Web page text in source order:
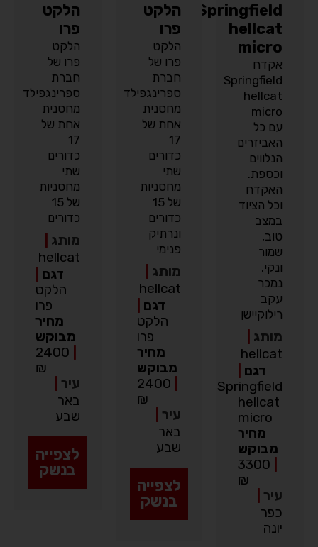
Springfield
hellcat
micro
אקדח
Springfield
hellcat
micro
עם כל
האביזרים
הנלווים
וכספת.
האקדח
וכל הציוד
במצב
טוב,
שמור
ונקי.
נמכר
עקב
רילוקיישן
מותג|
hellcat
דגם|
Springfield
hellcat
micro
מחיר
מבוקש
3300
₪
עיר|
כפר
יונה
הלקט
פרו
הלקט
פרו של
חברת
ספרינגפילד
מחסנית
אחת של
17
כדורים
שתי
מחסניות
של 15
כדורים
ונרתיק
פנימי
מותג|
hellcat
דגם|
הלקט
פרו
מחיר
מבוקש
2400
₪
עיר|
באר
שבע
לצפייה
בנשק
הלקט
פרו
הלקט
פרו של
חברת
ספרינגפילד
מחסנית
אחת של
17
כדורים
שתי
מחסניות
של 15
כדורים
מותג|
hellcat
דגם|
הלקט
פרו
מחיר
מבוקש
2400
₪
עיר|
באר
שבע
לצפייה
בנשק